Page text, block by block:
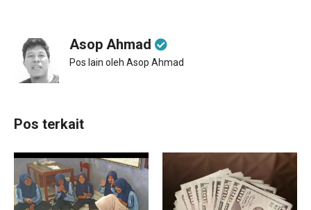
Asop Ahmad
Pos lain oleh Asop Ahmad
Pos terkait